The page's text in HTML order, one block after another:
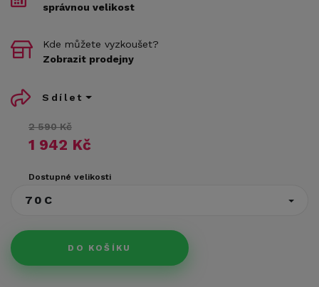
2 590 Kč
1 942 Kč
Dostupné velikosti
70C
DO KOŠÍKU
správnou velikost
Kde můžete vyzkoušet?
Zobrazit prodejny
Sdílet